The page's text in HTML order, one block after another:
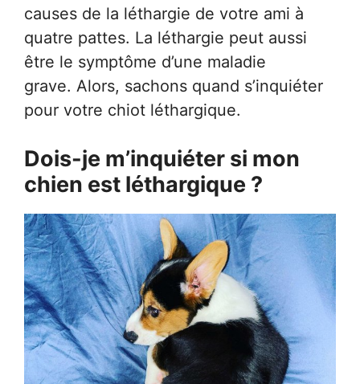
causes de la léthargie de votre ami à
quatre pattes. La léthargie peut aussi
être le symptôme d’une maladie
grave. Alors, sachons quand s’inquiéter
pour votre chiot léthargique.
Dois-je m’inquiéter si mon
chien est léthargique ?